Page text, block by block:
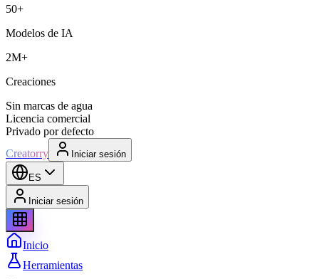
50+
Modelos de IA
2M+
Creaciones
Sin marcas de agua
Licencia comercial
Privado por defecto
Creatorry
Iniciar sesión
ES
Iniciar sesión
Inicio
Herramientas